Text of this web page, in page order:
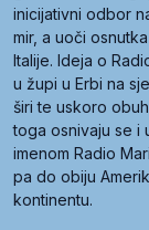
inicijativni odbor
mir, a uoči
Italije. Ideja o
u župi u Erbi na
širi te uskoro
toga osnivaju se i
imenom Radio
pa do obiju
kontinentu.